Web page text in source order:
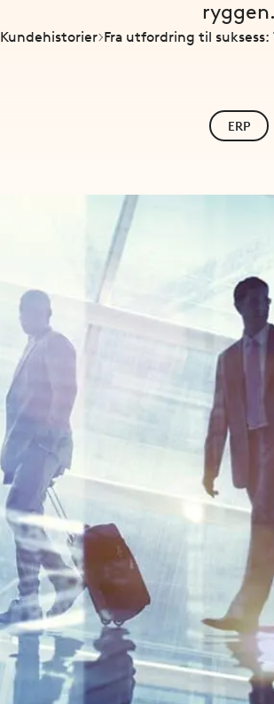
ryggen.
Kundehistorier Fra utfordring til suksess:
ERP